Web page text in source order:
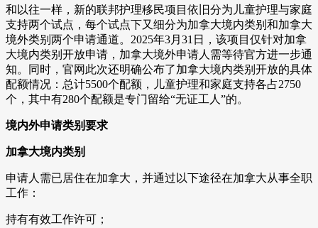
和以往一样，新的联邦护理移民项目依旧分为儿童护理与家庭
支持两个试点，每个试点下又细分为加拿大境内类别和加拿大
境外类别两个申请通道。2025年3月31日，该项目仅针对加拿
大境内类别开放申请，加拿大境外申请人需等待官方进一步通
知。同时，官网此次还明确公布了加拿大境内类别开放的具体
配额情况：总计5500个配额，儿童护理和家庭支持各占2750
个，其中有280个配额是专门留给“无证工人”的。
境内外申请类别要求
加拿大境内类别
申请人需已居住在加拿大，并通过以下途径在加拿大从事全职
工作：
持有有效工作许可；